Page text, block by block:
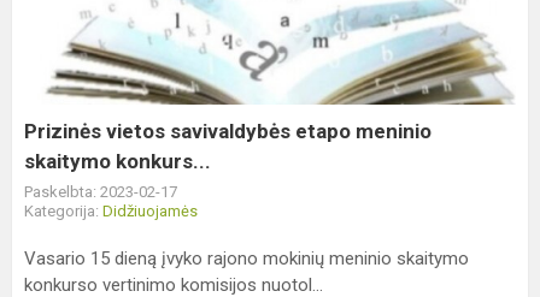
meninio
skaitymo
konkurs...
Prizinės vietos savivaldybės etapo meninio
skaitymo konkurs...
Paskelbta: 2023-02-17
Kategorija: Didžiuojamės
Vasario 15 dieną įvyko rajono mokinių meninio skaitymo
konkurso vertinimo komisijos nuotol...